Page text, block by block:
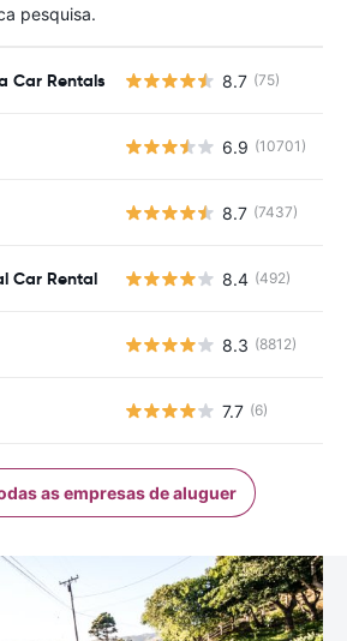
pesquisa.
Car Rentals 8.7 (75)
6.9 (10701)
8.7 (7437)
Car Rental 8.4 (492)
8.3 (8812)
7.7 (6)
as empresas de aluguer